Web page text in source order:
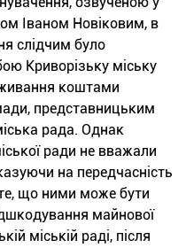
Іваном Новіковим, в
слідчим було
Криворізьку міську
коштами
представницьким
рада. Однак
ради не вважали
на передчасність
що ними може бути
майнової
міській раді, після